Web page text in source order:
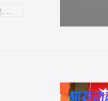
知衣科技, AI科技公司, 服装AI大数据, TECHBLITZ, 创业起源, 产品解决方案, 增长路径, 未来规划, 时尚趋势分析, 智能生产能力, SaaS, 供应链设计, 海外发展战略, 日本市场, 全球初创企业